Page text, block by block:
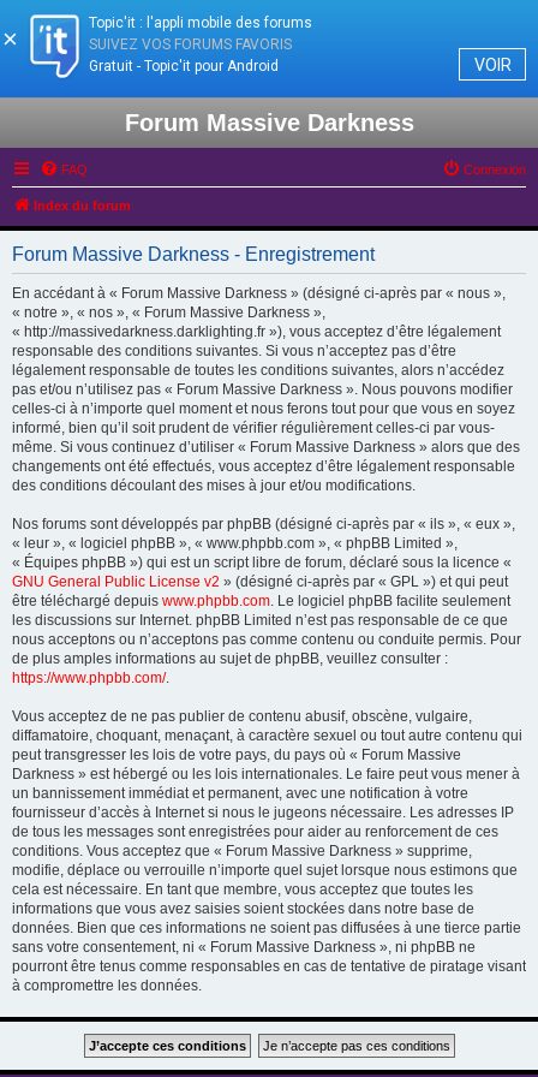
Forum Massive Darkness
FAQ Connexion
Index du forum
Forum Massive Darkness - Enregistrement
En accédant à « Forum Massive Darkness » (désigné ci-après par « nous »,
« notre », « nos », « Forum Massive Darkness »,
« http://massivedarkness.darklighting.fr »), vous acceptez d’être légalement
responsable des conditions suivantes. Si vous n’acceptez pas d’être
légalement responsable de toutes les conditions suivantes, alors n’accédez
pas et/ou n’utilisez pas « Forum Massive Darkness ». Nous pouvons modifier
celles-ci à n’importe quel moment et nous ferons tout pour que vous en soyez
informé, bien qu’il soit prudent de vérifier régulièrement celles-ci par vous-
même. Si vous continuez d’utiliser « Forum Massive Darkness » alors que des
changements ont été effectués, vous acceptez d’être légalement responsable
des conditions découlant des mises à jour et/ou modifications.
Nos forums sont développés par phpBB (désigné ci-après par « ils », « eux »,
« leur », « logiciel phpBB », « www.phpbb.com », « phpBB Limited »,
« Équipes phpBB ») qui est un script libre de forum, déclaré sous la licence «
GNU General Public License v2 » (désigné ci-après par « GPL ») et qui peut
être téléchargé depuis www.phpbb.com. Le logiciel phpBB facilite seulement
les discussions sur Internet. phpBB Limited n’est pas responsable de ce que
nous acceptons ou n’acceptons pas comme contenu ou conduite permis. Pour
de plus amples informations au sujet de phpBB, veuillez consulter :
https://www.phpbb.com/.
Vous acceptez de ne pas publier de contenu abusif, obscène, vulgaire,
diffamatoire, choquant, menaçant, à caractère sexuel ou tout autre contenu qui
peut transgresser les lois de votre pays, du pays où « Forum Massive
Darkness » est hébergé ou les lois internationales. Le faire peut vous mener à
un bannissement immédiat et permanent, avec une notification à votre
fournisseur d’accès à Internet si nous le jugeons nécessaire. Les adresses IP
de tous les messages sont enregistrées pour aider au renforcement de ces
conditions. Vous acceptez que « Forum Massive Darkness » supprime,
modifie, déplace ou verrouille n’importe quel sujet lorsque nous estimons que
cela est nécessaire. En tant que membre, vous acceptez que toutes les
informations que vous avez saisies soient stockées dans notre base de
données. Bien que ces informations ne soient pas diffusées à une tierce partie
sans votre consentement, ni « Forum Massive Darkness », ni phpBB ne
pourront être tenus comme responsables en cas de tentative de piratage visant
à compromettre les données.
×
Topic'it : l'appli mobile des forums
SUIVEZ VOS FORUMS FAVORIS
Gratuit - Topic'it pour Android
VOIR